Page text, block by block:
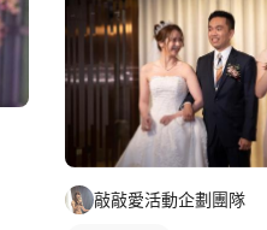
敲敲愛活動企劃團隊